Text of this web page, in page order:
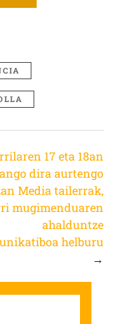
17 eta 18an
dira aurtengo
Media tailerrak,
mugimenduaren
ahalduntze
helburu
→